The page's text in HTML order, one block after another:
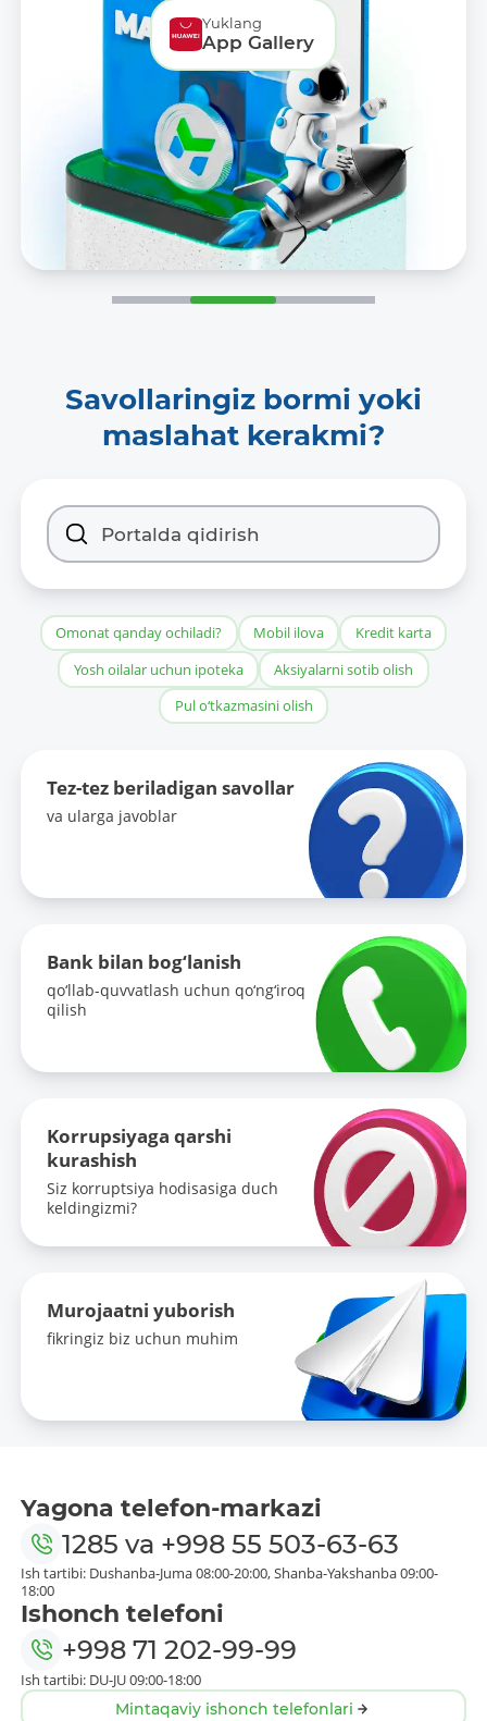
Yuklang
App Gallery
Savollaringiz bormi yoki
maslahat kerakmi?
Omonat qanday ochiladi? Mobil ilova
Kredit karta
Yosh oilalar uchun ipoteka
Aksiyalarni sotib olish
Pul o‘tkazmasini olish
Tez-tez beriladigan savollar
va ularga javoblar
Bank bilan bog‘lanish
qo‘llab-quvvatlash uchun qo‘ng‘iroq
qilish
Korrupsiyaga qarshi
kurashish
Siz korruptsiya hodisasiga duch
keldingizmi?
Murojaatni yuborish
fikringiz biz uchun muhim
Yagona telefon-markazi
1285 va +998 55 503-63-63
Ish tartibi: Dushanba-Juma 08:00-20:00, Shanba-Yakshanba 09:00-
18:00
Ishonch telefoni
+998 71 202-99-99
Ish tartibi: DU-JU 09:00-18:00
Mintaqaviy ishonch telefonlari